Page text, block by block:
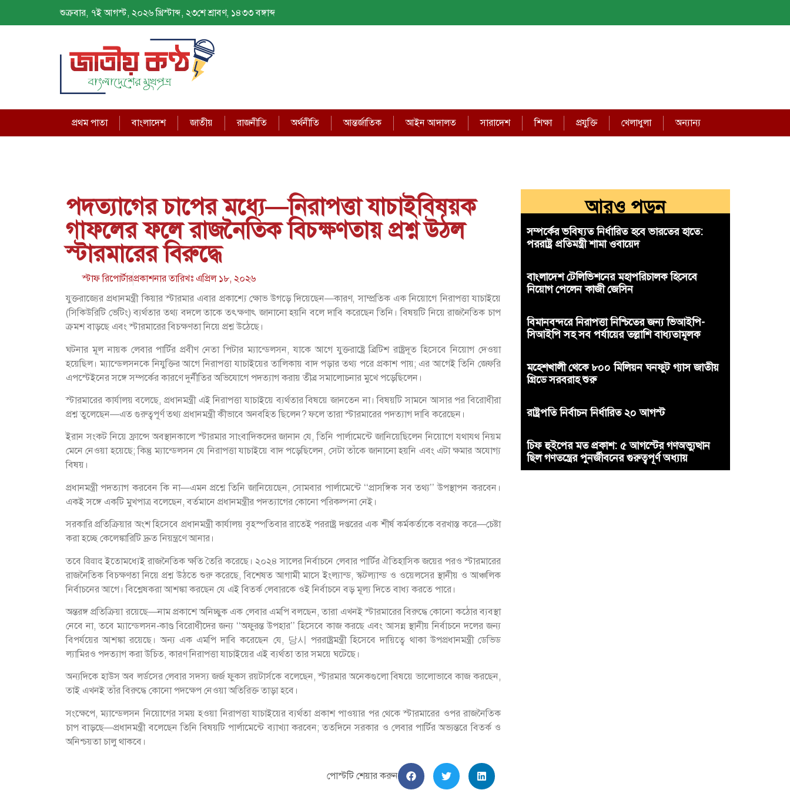
শুক্রবার, ৭ই আগস্ট, ২০২৬ খ্রিস্টাব্দ, ২৩শে শ্রাবণ, ১৪৩৩ বঙ্গাব্দ
প্রথম পাতা বাংলাদেশ জাতীয় রাজনীতি অর্থনীতি আন্তর্জাতিক আইন আদালত সারাদেশ শিক্ষা প্রযুক্তি খেলাধুলা অন্যান্য
পদত্যাগের চাপের মধ্যে—নিরাপত্তা যাচাইবিষয়ক
গাফলের ফলে রাজনৈতিক বিচক্ষণতায় প্রশ্ন উঠল
স্টারমারের বিরুদ্ধে
স্টাফ রিপোর্টারপ্রকাশনার তারিখঃএপ্রিল ১৮, ২০২৬
যুক্তরাজ্যের প্রধানমন্ত্রী কিয়ার স্টারমার এবার প্রকাশ্যে ক্ষোভ উগড়ে দিয়েছেন—কারণ, সাম্প্রতিক এক নিয়োগে নিরাপত্তা যাচাইয়ে
(সিকিউরিটি ভেটিং) ব্যর্থতার তথ্য বদলে তাকে তৎক্ষণাৎ জানানো হয়নি বলে দাবি করেছেন তিনি। বিষয়টি নিয়ে রাজনৈতিক চাপ
ক্রমশ বাড়ছে এবং স্টারমারের বিচক্ষণতা নিয়ে প্রশ্ন উঠেছে।
ঘটনার মূল নায়ক লেবার পার্টির প্রবীণ নেতা পিটার ম্যান্ডেলসন, যাকে আগে যুক্তরাষ্ট্রে ব্রিটিশ রাষ্ট্রদূত হিসেবে নিয়োগ দেওয়া
হয়েছিল। ম্যান্ডেলসনকে নিযুক্তির আগে নিরাপত্তা যাচাইয়ের তালিকায় বাদ পড়ার তথ্য পরে প্রকাশ পায়; এর আগেই তিনি জেফরি
এপস্টেইনের সঙ্গে সম্পর্কের কারণে দুর্নীতির অভিযোগে পদত্যাগ করায় তীব্র সমালোচনার মুখে পড়েছিলেন।
স্টারমারের কার্যালয় বলেছে, প্রধানমন্ত্রী এই নিরাপত্তা যাচাইয়ে ব্যর্থতার বিষয়ে জানতেন না। বিষয়টি সামনে আসার পর বিরোধীরা
প্রশ্ন তুলেছেন—এত গুরুত্বপূর্ণ তথ্য প্রধানমন্ত্রী কীভাবে অনবহিত ছিলেন? ফলে তারা স্টারমারের পদত্যাগ দাবি করেছেন।
ইরান সংকট নিয়ে ফ্রান্সে অবস্থানকালে স্টারমার সাংবাদিকদের জানান যে, তিনি পার্লামেন্টে জানিয়েছিলেন নিয়োগে যথাযথ নিয়ম
মেনে নেওয়া হয়েছে; কিন্তু ম্যান্ডেলসন যে নিরাপত্তা যাচাইয়ে বাদ পড়েছিলেন, সেটা তাঁকে জানানো হয়নি এবং এটা ক্ষমার অযোগ্য
বিষয়।
প্রধানমন্ত্রী পদত্যাগ করবেন কি না—এমন প্রশ্নে তিনি জানিয়েছেন, সোমবার পার্লামেন্টে ‘‘প্রাসঙ্গিক সব তথ্য’’ উপস্থাপন করবেন।
একই সঙ্গে একটি মুখপাত্র বলেছেন, বর্তমানে প্রধানমন্ত্রীর পদত্যাগের কোনো পরিকল্পনা নেই।
সরকারি প্রতিক্রিয়ার অংশ হিসেবে প্রধানমন্ত্রী কার্যালয় বৃহস্পতিবার রাতেই পররাষ্ট্র দপ্তরের এক শীর্ষ কর্মকর্তাকে বরখাস্ত করে—চেষ্টা
করা হচ্ছে কেলেঙ্কারিটি দ্রুত নিয়ন্ত্রণে আনার।
তবে विवाद ইতোমধ্যেই রাজনৈতিক ক্ষতি তৈরি করেছে। ২০২৪ সালের নির্বাচনে লেবার পার্টির ঐতিহাসিক জয়ের পরও স্টারমারের
রাজনৈতিক বিচক্ষণতা নিয়ে প্রশ্ন উঠতে শুরু করেছে, বিশেষত আগামী মাসে ইংল্যান্ড, স্কটল্যান্ড ও ওয়েলসের স্থানীয় ও আঞ্চলিক
নির্বাচনের আগে। বিশ্লেষকরা আশঙ্কা করছেন যে এই বিতর্ক লেবারকে ওই নির্বাচনে বড় মূল্য দিতে বাধ্য করতে পারে।
অন্তরঙ্গ প্রতিক্রিয়া রয়েছে—নাম প্রকাশে অনিচ্ছুক এক লেবার এমপি বলছেন, তারা এখনই স্টারমারের বিরুদ্ধে কোনো কঠোর ব্যবস্থা
নেবে না, তবে ম্যান্ডেলসন-কাণ্ড বিরোধীদের জন্য ‘‘অফুরন্ত উপহার’’ হিসেবে কাজ করছে এবং আসন্ন স্থানীয় নির্বাচনে দলের জন্য
বিপর্যয়ের আশঙ্কা রয়েছে। অন্য এক এমপি দাবি করেছেন যে, 당시 পররাষ্ট্রমন্ত্রী হিসেবে দায়িত্বে থাকা উপপ্রধানমন্ত্রী ডেভিড
ল্যামিরও পদত্যাগ করা উচিত, কারণ নিরাপত্তা যাচাইয়ের এই ব্যর্থতা তার সময়ে ঘটেছে।
অন্যদিকে হাউস অব লর্ডসের লেবার সদস্য জর্জ ফুকস রয়টার্সকে বলেছেন, স্টারমার অনেকগুলো বিষয়ে ভালোভাবে কাজ করছেন,
তাই এখনই তাঁর বিরুদ্ধে কোনো পদক্ষেপ নেওয়া অতিরিক্ত তাড়া হবে।
সংক্ষেপে, ম্যান্ডেলসন নিয়োগের সময় হওয়া নিরাপত্তা যাচাইয়ের ব্যর্থতা প্রকাশ পাওয়ার পর থেকে স্টারমারের ওপর রাজনৈতিক
চাপ বাড়ছে—প্রধানমন্ত্রী বলেছেন তিনি বিষয়টি পার্লামেন্টে ব্যাখ্যা করবেন; ততদিনে সরকার ও লেবার পার্টির অভ্যন্তরে বিতর্ক ও
অনিশ্চয়তা চালু থাকবে।
পোস্টটি শেয়ার করুন
আরও পড়ুন
সম্পর্কের ভবিষ্যত নির্ধারিত হবে ভারতের হাতে:
পররাষ্ট্র প্রতিমন্ত্রী শামা ওবায়েদ
বাংলাদেশ টেলিভিশনের মহাপরিচালক হিসেবে
নিয়োগ পেলেন কাজী জেসিন
বিমানবন্দরে নিরাপত্তা নিশ্চিতের জন্য ভিআইপি-
সিআইপি সহ সব পর্যায়ের তল্লাশি বাধ্যতামূলক
মহেশখালী থেকে ৮০০ মিলিয়ন ঘনফুট গ্যাস জাতীয়
গ্রিডে সরবরাহ শুরু
রাষ্ট্রপতি নির্বাচন নির্ধারিত ২০ আগস্ট
চিফ হুইপের মত প্রকাশ: ৫ আগস্টের গণঅভ্যুত্থান
ছিল গণতন্ত্রের পুনর্জীবনের গুরুত্বপূর্ণ অধ্যায়